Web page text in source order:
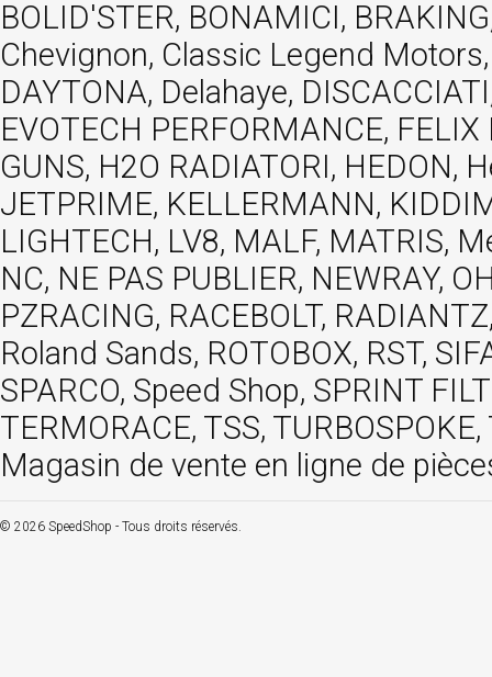
BOLID'STER, BONAMICI,
Chevignon, Classic Legend
DAYTONA, Delahaye,
EVOTECH PERFORMANCE,
GUNS, H2O RADIATORI, HEDON,
JETPRIME, KELLERMANN,
LIGHTECH, LV8, MALF, MATRIS,
NC, NE PAS PUBLIER, NEWRAY,
PZRACING, RACEBOLT,
Roland Sands, ROTOBOX, RST,
SPARCO, Speed Shop, SPRINT
TERMORACE, TSS,
Magasin de vente en ligne de
© 2026 SpeedShop - Tous droits réservés.